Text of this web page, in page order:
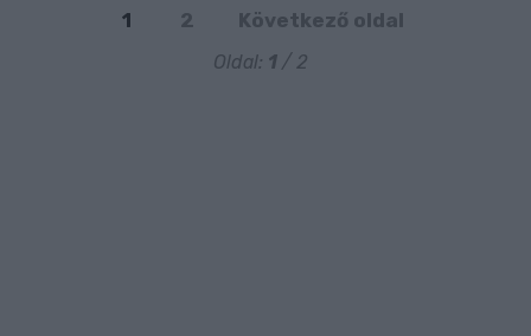
1 2 Következő oldal
Oldal: 1/ 2